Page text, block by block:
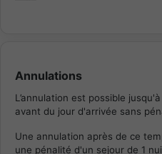
Annulations
L’annulation est possible
avant du jour d'arrivée sans
Une annulation après de ce
une pénalité d'un sejour de 1